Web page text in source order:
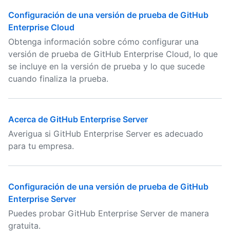
Configuración de una versión de prueba de GitHub
Enterprise Cloud
Obtenga información sobre cómo configurar una
versión de prueba de GitHub Enterprise Cloud, lo que
se incluye en la versión de prueba y lo que sucede
cuando finaliza la prueba.
Acerca de GitHub Enterprise Server
Averigua si GitHub Enterprise Server es adecuado
para tu empresa.
Configuración de una versión de prueba de GitHub
Enterprise Server
Puedes probar GitHub Enterprise Server de manera
gratuita.